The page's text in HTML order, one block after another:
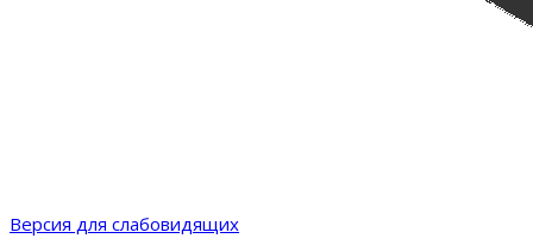
Версия для слабовидящих